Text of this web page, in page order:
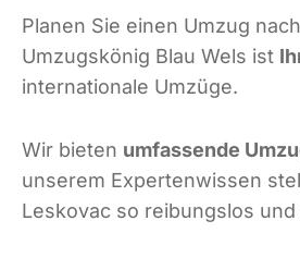
Planen Sie einen Umzug
Umzugskönig Blau Wels ist
internationale Umzüge.
Wir bieten umfassende
unserem Expertenwissen
Leskovac so reibungslos